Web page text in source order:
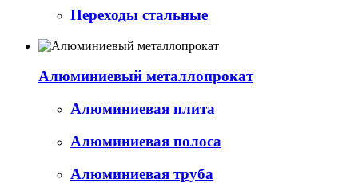
Переходы стальные
Алюминиевый металлопрокат
Алюминиевая плита
Алюминиевая полоса
Алюминиевая труба